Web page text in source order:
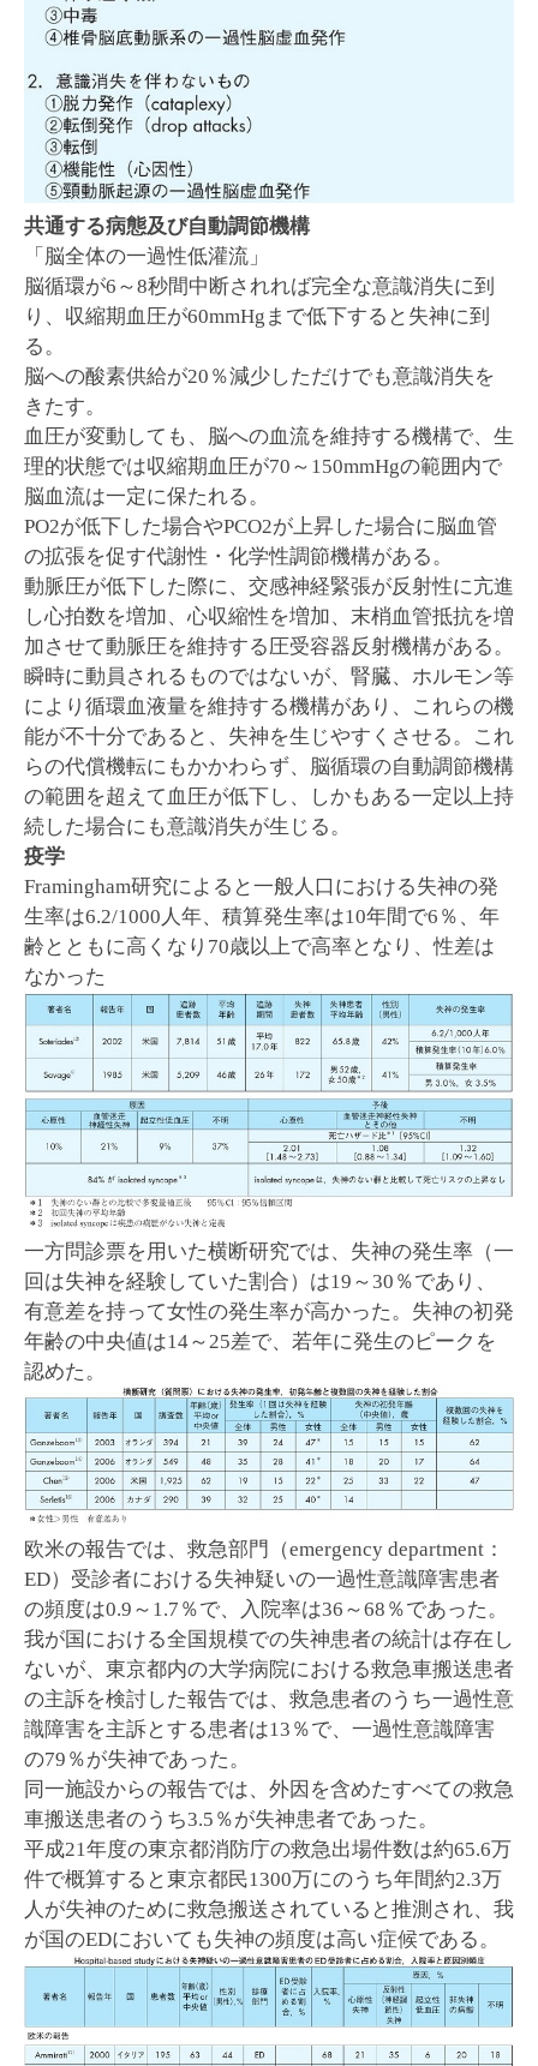
共通する病態及び自動調節機構
「脳全体の一過性低灌流」
脳循環が6～8秒間中断されれば完全な意識消失に到
り、収縮期血圧が60mmHgまで低下すると失神に到
る。
脳への酸素供給が20％減少しただけでも意識消失を
きたす。
血圧が変動しても、脳への血流を維持する機構で、生
理的状態では収縮期血圧が70～150mmHgの範囲内で
脳血流は一定に保たれる。
PO2が低下した場合やPCO2が上昇した場合に脳血管
の拡張を促す代謝性・化学性調節機構がある。
動脈圧が低下した際に、交感神経緊張が反射性に亢進
し心拍数を増加、心収縮性を増加、末梢血管抵抗を増
加させて動脈圧を維持する圧受容器反射機構がある。
瞬時に動員されるものではないが、腎臓、ホルモン等
により循環血液量を維持する機構があり、これらの機
能が不十分であると、失神を生じやすくさせる。これ
らの代償機転にもかかわらず、脳循環の自動調節機構
の範囲を超えて血圧が低下し、しかもある一定以上持
続した場合にも意識消失が生じる。
疫学
Framingham研究によると一般人口における失神の発
生率は6.2/1000人年、積算発生率は10年間で6％、年
齢とともに高くなり70歳以上で高率となり、性差は
なかった
一方問診票を用いた横断研究では、失神の発生率（一
回は失神を経験していた割合）は19～30％であり、
有意差を持って女性の発生率が高かった。失神の初発
年齢の中央値は14～25差で、若年に発生のピークを
認めた。
欧米の報告では、救急部門（emergency department：
ED）受診者における失神疑いの一過性意識障害患者
の頻度は0.9～1.7％で、入院率は36～68％であった。
我が国における全国規模での失神患者の統計は存在し
ないが、東京都内の大学病院における救急車搬送患者
の主訴を検討した報告では、救急患者のうち一過性意
識障害を主訴とする患者は13％で、一過性意識障害
の79％が失神であった。
同一施設からの報告では、外因を含めたすべての救急
車搬送患者のうち3.5％が失神患者であった。
平成21年度の東京都消防庁の救急出場件数は約65.6万
件で概算すると東京都民1300万にのうち年間約2.3万
人が失神のために救急搬送されていると推測され、我
が国のEDにおいても失神の頻度は高い症候である。